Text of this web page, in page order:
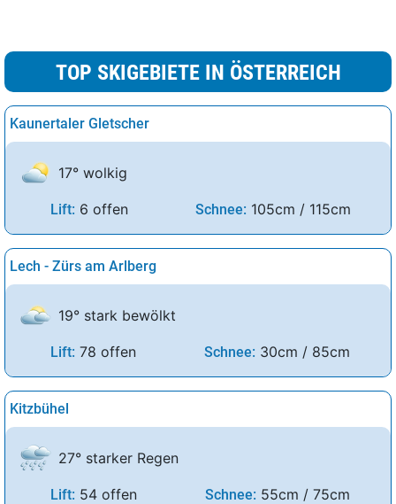
TOP SKIGEBIETE IN ÖSTERREICH
Kaunertaler Gletscher
17° wolkig
Lift: 6 offen Schnee: 105cm / 115cm
Lech - Zürs am Arlberg
19° stark bewölkt
Lift: 78 offen Schnee: 30cm / 85cm
Kitzbühel
27° starker Regen
Lift: 54 offen Schnee: 55cm / 75cm